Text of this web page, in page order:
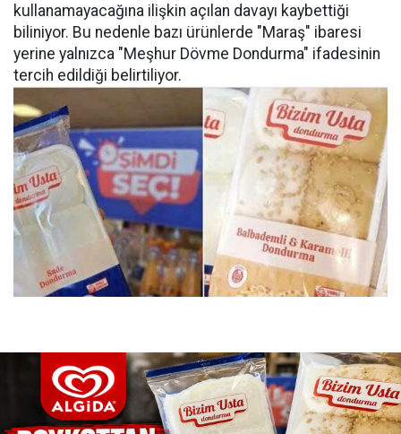
kullanamayacağına ilişkin açılan davayı kaybettiği
biliniyor. Bu nedenle bazı ürünlerde "Maraş" ibaresi
yerine yalnızca "Meşhur Dövme Dondurma" ifadesinin
tercih edildiği belirtiliyor.